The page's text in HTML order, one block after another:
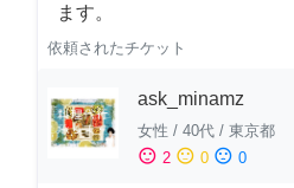
ます。
依頼されたチケット
ask_minamz
女性 / 40代 / 東京都
sentiment_satisfied 2 sentiment_neutral 0 sentiment_dissatisfied 0